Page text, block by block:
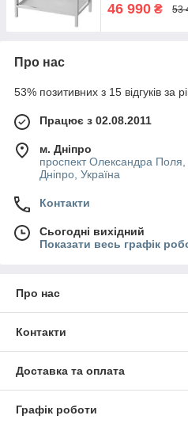
46 990 ₴ 53
Про нас
53% позитивних з 15 відгуків за
Працює з 02.08.2011
м. Дніпро
проспект Олександра
Дніпро, Україна
Контакти
Сьогодні вихідний
Показати весь графік
Про нас
Контакти
Доставка та оплата
Графік роботи